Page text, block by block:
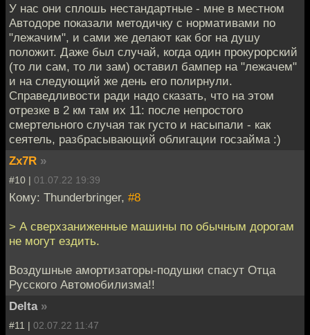
У нас они сплошь нестандартные - мне в местном
Автодоре показали методичку с нормативами по
"лежачим", и сами же делают как бог на душу
положит. Даже был случай, когда один прокурорский
(то ли сам, то ли зам) оставил бампер на "лежачем"
и на следующий же день его полирнули.
Справедливости ради надо сказать, что на этом
отрезке в 2 км там их 11: после непростого
смертельного случая так густо и насыпали - как
сеятель, разбрасывающий облигации госзайма :)
Zx7R »
#10 | 01.07.22 19:39
Кому: Thunderbringer, #8
> А сверхзаниженные машины по обычным дорогам
не могут ездить.
Воздушные амортизаторы-подушки спасут Отца
Русского Автомобилизма!!
Delta »
#11 | 02.07.22 11:47